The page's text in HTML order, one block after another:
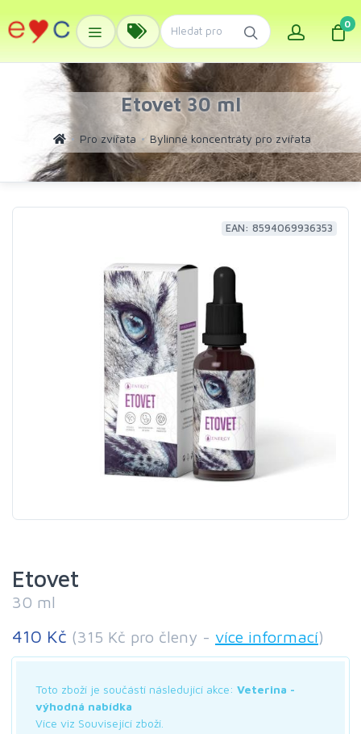
0
Etovet 30 ml
Pro zvířata Bylinné koncentráty pro zvířata
EAN: 8594069936353
Etovet
30 ml
410 Kč (315 Kč pro členy - více informací)
Toto zboží je součástí následující akce: Veterina -
výhodná nabídka
Více viz Související zboží.